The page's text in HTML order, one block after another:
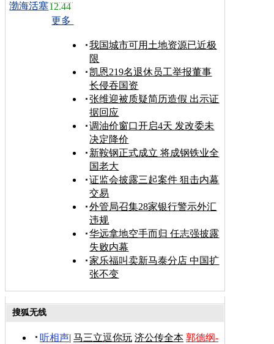
渤海活塞12.44
更多
我国城市可用土地资源已近极
限
凯恩219名退休员工举报董事
长侵吞国资
张维迎被质疑简历造假 出示证
据回应
调油价窗口开启4天 发改委未
决定降价
新鞍钢正式成立 将成钢铁业全
国老大
证监会披露三起案件 狙击内幕
交易
外管局召集28家银行警示外汇
违规
华远拿地空手而归 任志强披露
失败内幕
家乐福叫卖新马泰分店 中国扩
张不变
搜狐无线
听相声| 马三立逗你玩 济公传全本 郭德纲-